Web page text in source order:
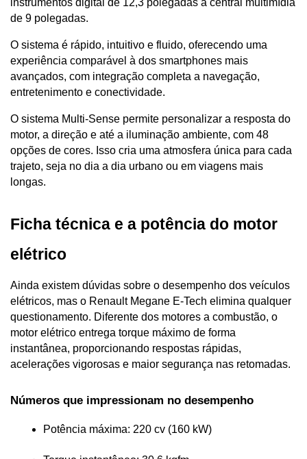
de 9 polegadas.
O sistema é rápido, intuitivo e fluido, oferecendo uma
experiência comparável à dos smartphones mais
avançados, com integração completa a navegação,
entretenimento e conectividade.
O sistema Multi-Sense permite personalizar a resposta do
motor, a direção e até a iluminação ambiente, com 48
opções de cores. Isso cria uma atmosfera única para cada
trajeto, seja no dia a dia urbano ou em viagens mais
longas.
Ficha técnica e a potência do motor
elétrico
Ainda existem dúvidas sobre o desempenho dos veículos
elétricos, mas o Renault Megane E-Tech elimina qualquer
questionamento. Diferente dos motores a combustão, o
motor elétrico entrega torque máximo de forma
instantânea, proporcionando respostas rápidas,
acelerações vigorosas e maior segurança nas retomadas.
Números que impressionam no desempenho
Potência máxima: 220 cv (160 kW)